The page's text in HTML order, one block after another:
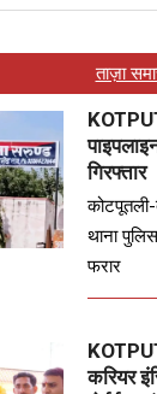
ताज़ा
गिरफ्तार
थाना
फरार
करियर